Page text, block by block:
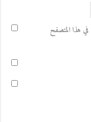
في هذا المتصفح